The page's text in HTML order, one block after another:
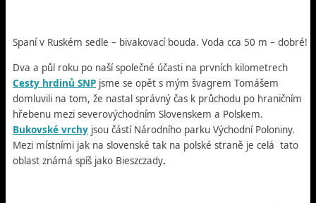
Spaní v Ruském sedle – bivakovací bouda. Voda cca 50 m – dobré!
Dva a půl roku po naší společné účasti na prvních kilometrech
Cesty hrdinů SNP jsme se opět s mým švagrem Tomášem
domluvili na tom, že nastal správný čas k průchodu po hraničním
hřebenu mezi severovýchodním Slovenskem a Polskem.
Bukovské vrchy jsou částí Národního parku Východní Poloniny.
Mezi místními jak na slovenské tak na polské straně je celá tato
oblast známá spíš jako Bieszczady.